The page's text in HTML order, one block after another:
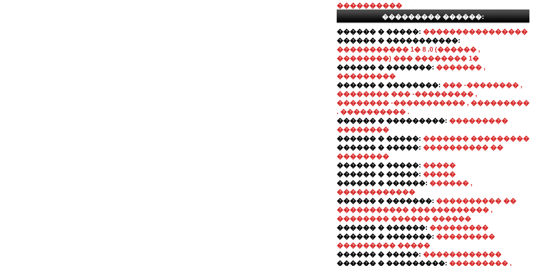
����������
��������� ������:
������ � �����: ����������������
������ � �����������:
����������� 1� 8 .0 (������ ,
��������) ��� �������� 1�
������ � �������: ������� ,
���������
������ � ��������: ��� -�������� ,
�������� ��� -��������� ,
�������� -����������� , ���������
. ���������� .
������ � ���������: ���������
��������
������ � �����: ������� ���������
������ � �����: ���������� ��
��������
������ � �����: �����
������ � �����: �����
������ � ������: ������ ,
������������
������ � �������: ���������� ��
����������� ������������ ,
�������� ������ ������
������ � ������: ���������
������ � �������: ���������
��������� �����
������ � �����: ������������
������ � ���������: ��������� ,